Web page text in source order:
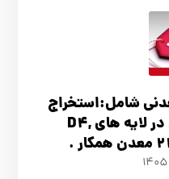
شامل:استخراج
زغال و پیشروی افقی در لایه های D4,